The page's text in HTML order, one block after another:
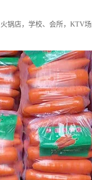
锅店，学校、会所，KTV